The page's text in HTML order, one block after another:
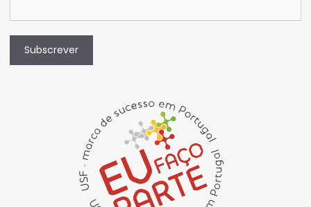
Subscrever